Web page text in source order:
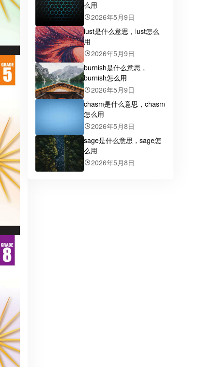
么用
2026年5月9日
lust是什么意思，lust怎么
用
2026年5月9日
burnish是什么意思，
burnish怎么用
2026年5月9日
chasm是什么意思，chasm
怎么用
2026年5月8日
sage是什么意思，sage怎
么用
2026年5月8日